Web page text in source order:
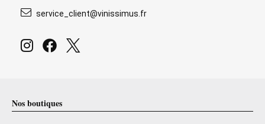
service_client@vinissimus.fr
Nos boutiques